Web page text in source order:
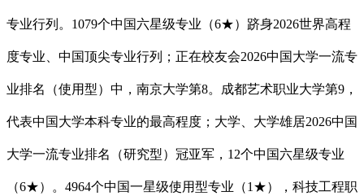
专业行列。1079个中国六星级专业（6★）跻身2026世界高程
度专业、中国顶尖专业行列；正在校友会2026中国大学一流专
业排名（使用型）中，南京大学第8。成都艺术职业大学第9，
代表中国大学本科专业的最高程度；大学、大学雄居2026中国
大学一流专业排名（研究型）冠亚军，12个中国六星级专业
（6★）。4964个中国一星级使用型专业（1★），科技工程职